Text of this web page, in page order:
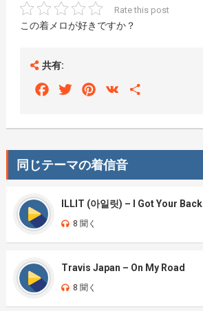
Rate this post
この着メロが好きですか？
共有:
FacebookTwitterPinterest
VK
同じテーマの着信音
ILLIT (아일릿) – I Got Your Back
8 聞く
Travis Japan – On My Road
8 聞く